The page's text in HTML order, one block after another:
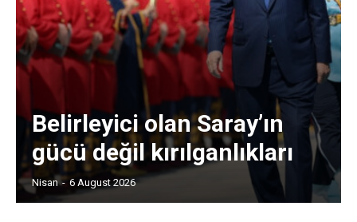
Belirleyici olan Saray’ın
gücü değil kırılganlıkları
Nisan - 6 August 2026